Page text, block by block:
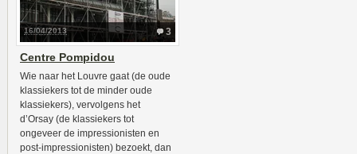
3
16/04/2013
Centre Pompidou
Wie naar het Louvre gaat (de oude
klassiekers tot de minder oude
klassiekers), vervolgens het
d’Orsay (de klassiekers tot
ongeveer de impressionisten en
post-impressionisten) bezoekt, dan